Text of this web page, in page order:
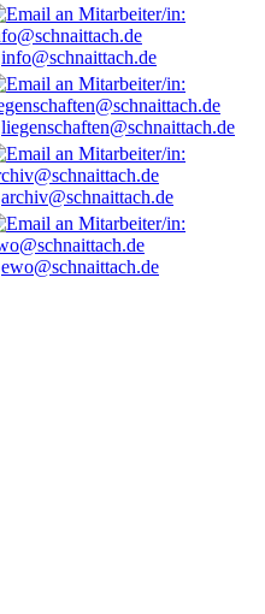
info@schnaittach.de
liegenschaften@schnaittach.de
archiv@schnaittach.de
ewo@schnaittach.de